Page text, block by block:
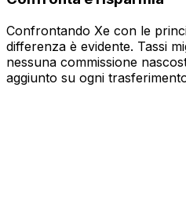
Confrontando Xe con le
differenza è evidente. Tassi
nessuna commissione
aggiunto su ogni